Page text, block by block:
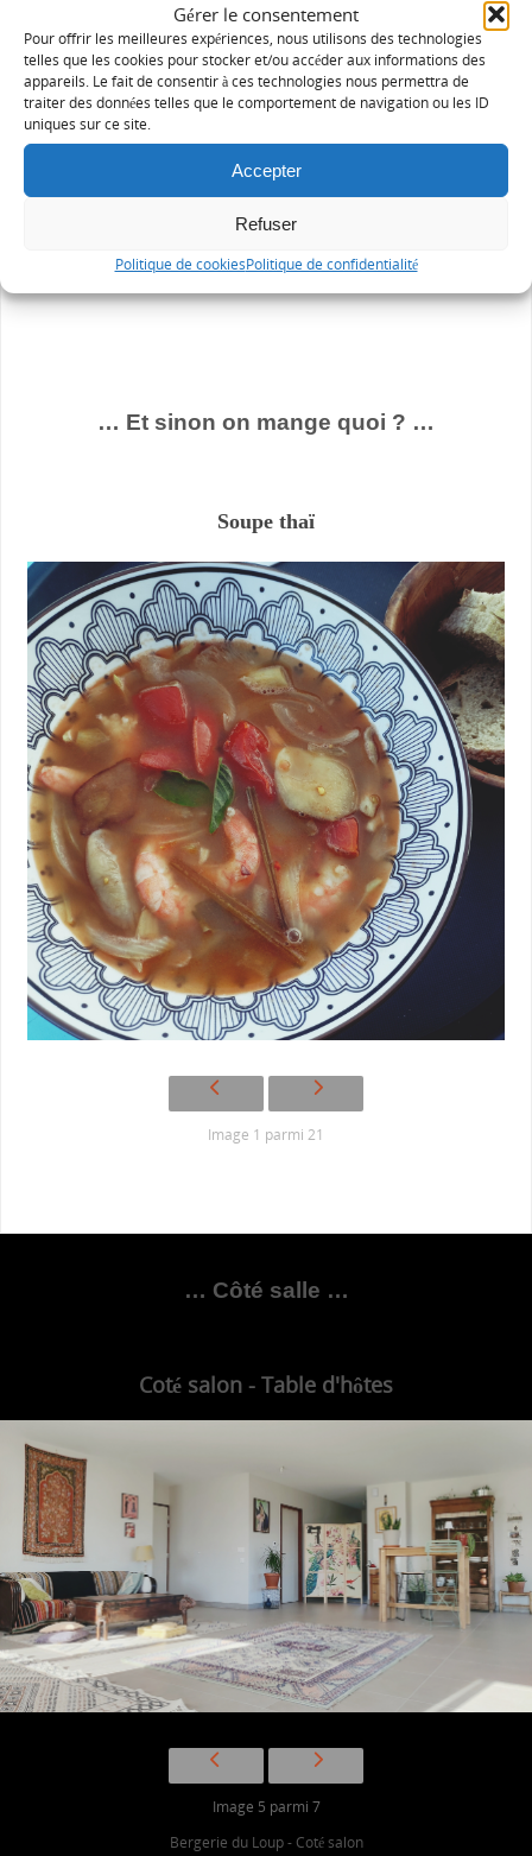
Gérer le consentement
Pour offrir les meilleures expériences, nous utilisons des technologies
telles que les cookies pour stocker et/ou accéder aux informations des
appareils. Le fait de consentir à ces technologies nous permettra de
traiter des données telles que le comportement de navigation ou les ID
uniques sur ce site.
Accepter
Refuser
Politique de cookiesPolitique de confidentialité
village un peu caché, un perché.
Une table pouvant accueillir jusqu’à 14 couverts.
MENU Unique
Entrée, plat, dessert et café/infusion
(Option VG, vegan, sans gluten possible sur demande)
25€
… Et sinon on mange quoi ? …
Soupe thaï
Image 1 parmi 21
… Côté salle …
Coté salon - Table d'hôtes
Image 5 parmi 7
Bergerie du Loup - Coté salon